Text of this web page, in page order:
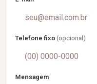
Telefone fixo (opcional)
Mensagem